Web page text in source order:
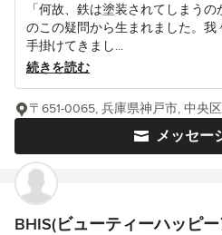
「何故、鉄は塗装されてしまう
のこの疑問から生まれました。
手掛けてきまし...
続きを読む
メッセー
〒651-0065, 兵庫県神戸市, 中央
BHIS(ビューティーハッピ